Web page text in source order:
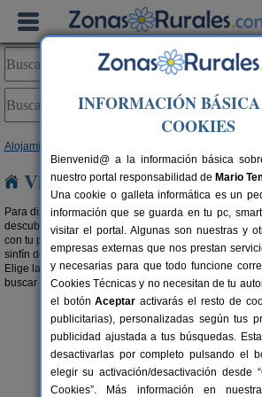
Alojamientos
Viviendas turísticas en
Para disfrutar de tu estancia en tu alojamiento en
descubrir el destino que tenías ganas de conocer,
con tu pareja, familia o amigos, las
sinfín de posibilidades para que disfrutes de tus
Elige la que más se adapte a tus necesidades.
buscar en nuestra selección deApartamentos en
INFORMACIÓN
COOKIES
Bienvenid@ a la información básica
nuestro portal responsabilidad de Mario
Una cookie o galleta informática es un
información que se guarda en tu pc,
visitar el portal. Algunas son nuestras y
empresas externas que nos prestan
y necesarias para que todo funcione
Cookies Técnicas y no necesitan de tu
el botónAceptar activarás el resto de
publicitarias), personalizadas según tus
publicidad ajustada a tus búsquedas.
desactivarlas por completo pulsando el
elegir su activación/desactivación desde
Cookies”. Más información en